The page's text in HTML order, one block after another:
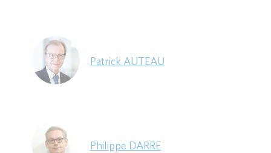
Patrick AUTEAU
Philippe DARRE